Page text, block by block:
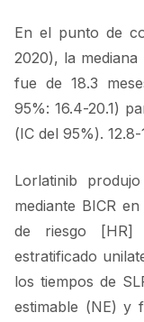
En el punto de
2020), la
fue de 18.3
95%: 16.4-20.1)
(IC del 95%).
Lorlatinib
mediante BICR
de riesgo [HR]
estratificado
los tiempos de
estimable (NE) y